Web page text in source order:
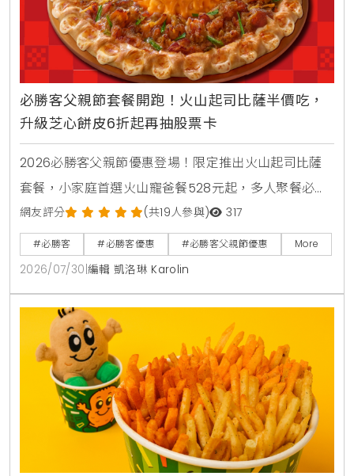
必勝客父親節套餐開跑！火山起司比薩半價吃，
升級芝心餅皮6折起再抽股票卡
2026必勝客父親節優惠登場！限定推出火山起司比薩
套餐，小家庭首選火山寵爸餐528元起，多人聚餐必備
火山芝心爸發餐888元起享雙大比薩。快閃6天爸氣開
吃餐外帶買大送大，升級芝心餅皮享6折優惠。PK APP
訂購省暑了小套餐只要399元起，再抽3萬元股票禮品
卡與威秀電影票，單點火山比薩享半價優惠。
網友評分 (共19人參與) 317
#必勝客 #必勝客優惠 #必勝客父親節優惠 More
2026/07/30 編輯 凱洛琳 Karolin